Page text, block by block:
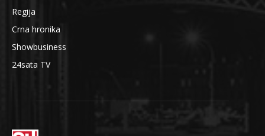
Regija
Crna hronika
Showbusiness
24sata TV